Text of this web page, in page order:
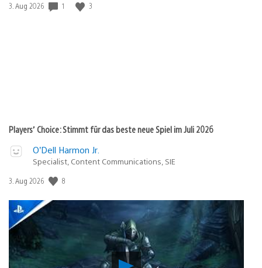
Veröffentlichungsdatum:
3. Aug 2026 1 3
Players’ Choice: Stimmt für das beste neue Spiel im Juli 2026
O’Dell Harmon Jr.
Specialist, Content Communications, SIE
Veröffentlichungsdatum:
3. Aug 2026 8
Verho